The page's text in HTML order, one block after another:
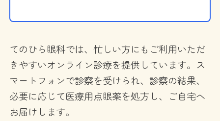
てのひら眼科では、忙しい方にもご利用いただ
きやすいオンライン診療を提供しています。ス
マートフォンで診察を受けられ、診察の結果、
必要に応じて医療用点眼薬を処方し、ご自宅へ
お届けします。